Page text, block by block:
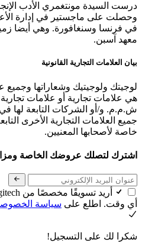
درست السيدة مونتغمري الأدب
وحصلت على ماجستير في إدارة
معهد آسبن.
بيان العلامات التجارية القانونية
لوجيتك ولوجيتيك وشعاراتها وجميع
هي علامات تجارية أو علامات
ش.م.م. و/أو الشركات التابعة لها
جميع العلامات التجارية الأخرى
خاصة لأصحابها المعنيين.
اشترك لتصلك عروضك الخاصة
أي وقت. اطلع على سياسة
شكرا لك على التسجيل!